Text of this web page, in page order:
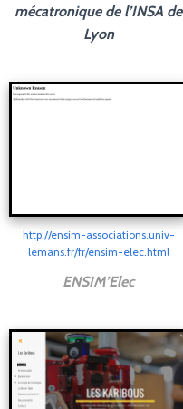
mécatronique de l’INSA de
Lyon
http://ensim-associations.univ-
lemans.fr/fr/ensim-elec.html
ENSIM’Elec